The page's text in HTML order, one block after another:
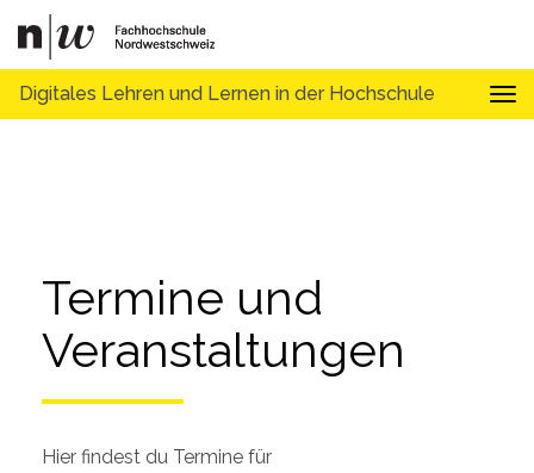
Digitales Lehren und Lernen in der Hochschule
Termine und
Veranstaltungen
Hier findest du Termine für